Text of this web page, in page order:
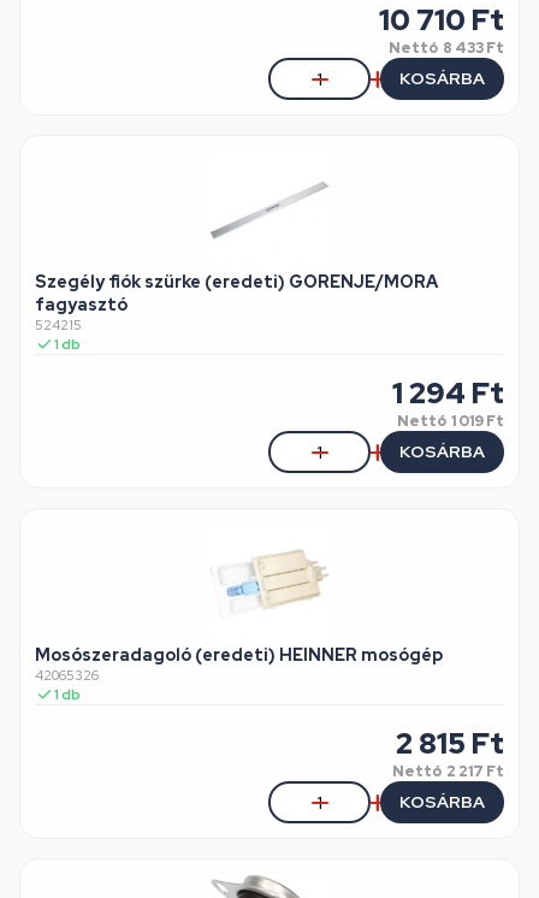
10 710 Ft
Nettó 8 433 Ft
KOSÁRBA
Szegély fiók szürke (eredeti) GORENJE/MORA
fagyasztó
524215
1db
1 294 Ft
Nettó 1 019 Ft
KOSÁRBA
Mosószeradagoló (eredeti) HEINNER mosógép
42065326
1db
2 815 Ft
Nettó 2 217 Ft
KOSÁRBA